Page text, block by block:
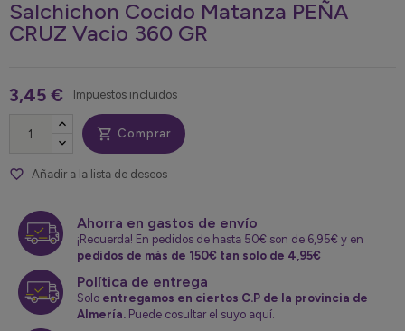
Salchichon Cocido Matanza PEÑA
CRUZ Vacio 360 GR
3,45 € Impuestos incluidos
 Comprar
favorite_border Añadir a la lista de deseos
Ahorra en gastos de envío
¡Recuerda! En pedidos de hasta 50€ son de 6,95€ y en
pedidos de más de 150€ tan solo de 4,95€
Política de entrega
Solo entregamos en ciertos C.P de la provincia de
Almería. Puede cosultar el suyo aquí.